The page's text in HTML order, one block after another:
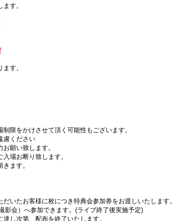
す。
す。
限をかけさせて頂く可能性もございます。
慮ください
願い致します。
場お断り致します。
ます。
いたお客様に枚につき特典会参加券をお渡しいたします。
影会）へ参加できます。(ライブ終了後実施予定)
し次第、配布を終了いたします。